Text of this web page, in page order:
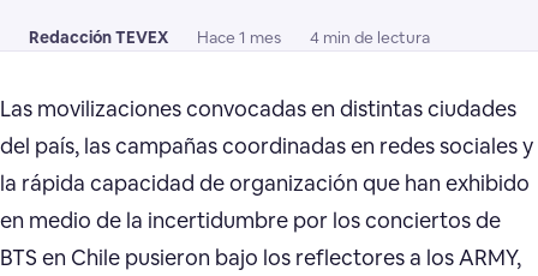
Redacción TEVEX Hace 1 mes 4 min de lectura
Las movilizaciones convocadas en distintas ciudades
del país, las campañas coordinadas en redes sociales y
la rápida capacidad de organización que han exhibido
en medio de la incertidumbre por los conciertos de
BTS en Chile pusieron bajo los reflectores a los ARMY,